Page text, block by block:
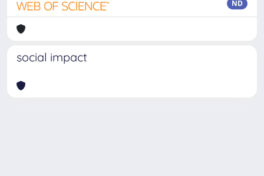
ND
social impact